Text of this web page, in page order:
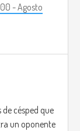
(Ryu Ga
- Agosto
césped que
un oponente